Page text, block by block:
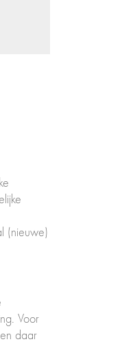
(nieuwe)
Voor
daar